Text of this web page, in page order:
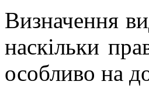
Визначення
наскільки
особливо на